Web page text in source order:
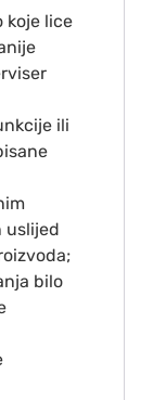
koje lice
ili
uslijed
bilo